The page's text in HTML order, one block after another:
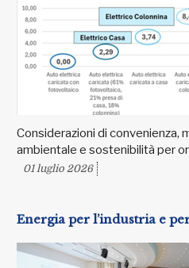
Considerazioni di convenienza,
ambientale e sostenibilità per
01 luglio 2026
Energia per l’industria e